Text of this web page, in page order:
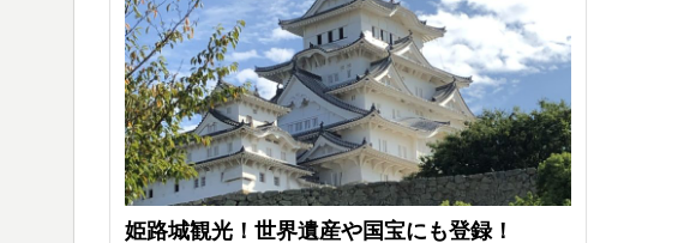
姫路城観光！世界遺産や国宝にも登録！